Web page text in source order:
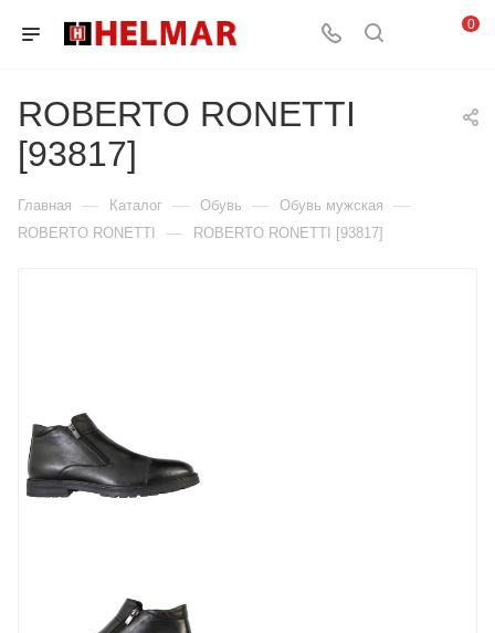
0
ROBERTO RONETTI
[93817]
Главная — Каталог — Обувь — Обувь мужская —
ROBERTO RONETTI — ROBERTO RONETTI [93817]